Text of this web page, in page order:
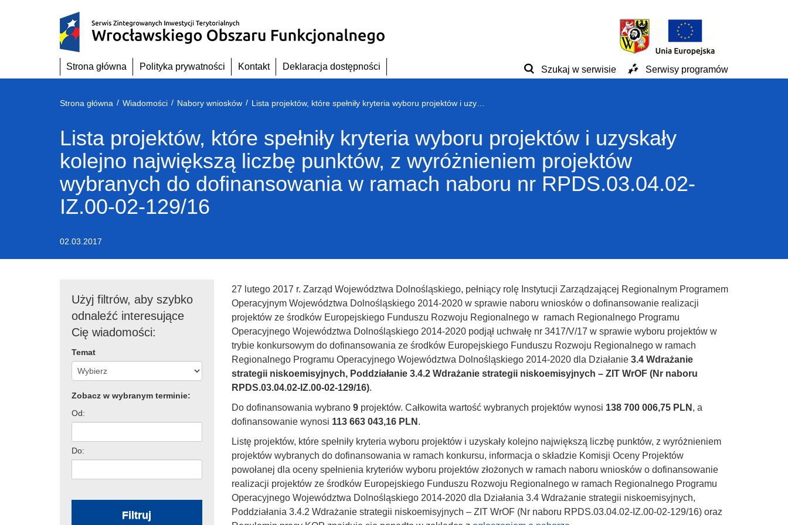
Strona główna Polityka prywatności Kontakt Deklaracja dostępności Szukaj w serwisie Serwisy programów
Strona główna / Wiadomości / Nabory wniosków /
Lista projektów, które spełniły kryteria wyboru projektów i uzyskały
kolejno największą liczbę punktów, z wyróżnieniem projektów
wybranych do dofinansowania w ramach naboru nr RPDS.03.04.02-
IZ.00-02-129/16
02.03.2017
Użyj filtrów, aby szybko
odnaleźć interesujące
Cię wiadomości:
Temat
Zobacz w wybranym terminie:
Od:
Do:
Filtruj
27 lutego 2017 r. Zarząd Województwa Dolnośląskiego, pełniący rolę Instytucji Zarządzającej Regionalnym Programem
Operacyjnym Województwa Dolnośląskiego 2014-2020 w sprawie naboru wniosków o dofinansowanie realizacji
projektów ze środków Europejskiego Funduszu Rozwoju Regionalnego w ramach Regionalnego Programu
Operacyjnego Województwa Dolnośląskiego 2014-2020 podjął uchwałę nr 3417/V/17 w sprawie wyboru projektów w
trybie konkursowym do dofinansowania ze środków Europejskiego Funduszu Rozwoju Regionalnego w ramach
Regionalnego Programu Operacyjnego Województwa Dolnośląskiego 2014-2020 dla Działanie 3.4 Wdrażanie
strategii niskoemisyjnych, Poddziałanie 3.4.2 Wdrażanie strategii niskoemisyjnych – ZIT WrOF (Nr naboru
RPDS.03.04.02-IZ.00-02-129/16).
Do dofinansowania wybrano 9projektów. Całkowita wartość wybranych projektów wynosi 138 700 006,75 PLN , a
dofinansowanie wynosi 113 663 043,16 PLN .
Listę projektów, które spełniły kryteria wyboru projektów i uzyskały kolejno największą liczbę punktów, z wyróżnieniem
projektów wybranych do dofinansowania w ramach konkursu, informacja o składzie Komisji Oceny Projektów
powołanej dla oceny spełnienia kryteriów wyboru projektów złożonych w ramach naboru wniosków o dofinansowanie
realizacji projektów ze środków Europejskiego Funduszu Rozwoju Regionalnego w ramach Regionalnego Programu
Operacyjnego Województwa Dolnośląskiego 2014-2020 dla Działania 3.4 Wdrażanie strategii niskoemisyjnych,
Poddziałania 3.4.2 Wdrażanie strategii niskoemisyjnych – ZIT WrOF (Nr naboru RPDS.03.04.02-IZ.00-02-129/16) oraz